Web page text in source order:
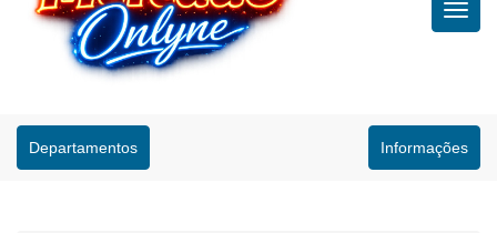
Menu
Departamentos Informações